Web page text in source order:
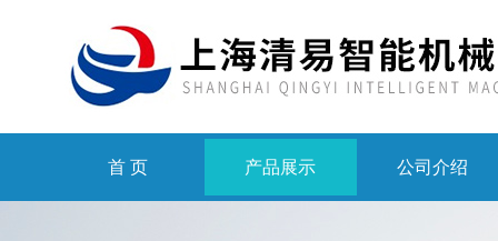
首 页 产品展示 公司介绍